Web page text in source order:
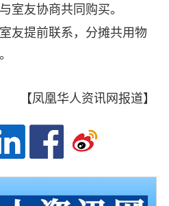
室友协商共同购买。
友提前联系，分摊共用物
【凤凰华人资讯网报道】